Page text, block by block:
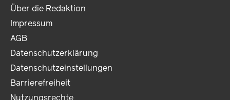
Über die Redaktion
Impressum
AGB
Datenschutzerklärung
Datenschutzeinstellungen
Barrierefreiheit